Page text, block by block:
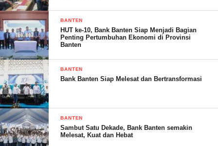
Sementara itu, Kasi Intel yang lama Rans Fismi Pasaribu
mengatakan banyak terimakasih kepada rekan-rekan media dan
selamat datang kepada pak Andi Indra Kasi Intel yang baru.
Menurutnya, secara umum besarnya Kabupaten Lebak ini
karena adanya dukungan dari temen-temen media.
BANTEN
HUT ke-10, Bank Banten Siap Menjadi Bagian
Penting Pertumbuhan Ekonomi di Provinsi
Banten
BANTEN
Bank Banten Siap Melesat dan Bertransformasi
BANTEN
Sambut Satu Dekade, Bank Banten semakin
Melesat, Kuat dan Hebat